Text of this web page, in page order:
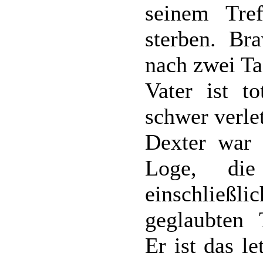
seinem
sterben.
nach zwei
Vater ist
schwer
Dexter war
Loge, die
geglaubten
Er ist das